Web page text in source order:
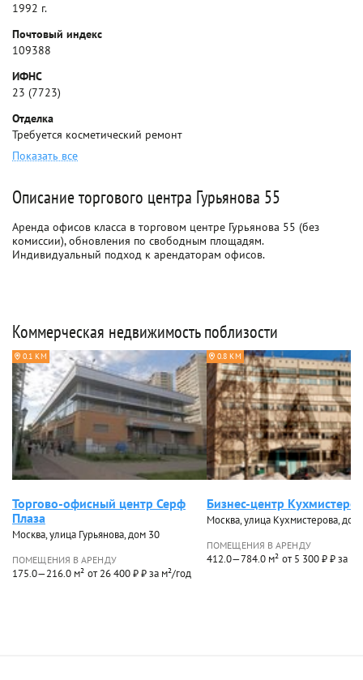
1992 г.
Почтовый индекс
109388
ИФНС
23 (7723)
Отделка
Требуется косметический ремонт
Показать все
Описание торгового центра Гурьянова 55
Аренда офисов класса в торговом центре Гурьянова 55 (без
комиссии), обновления по свободным площадям.
Индивидуальный подход к арендаторам офисов.
Коммерческая недвижимость поблизости
0.1 КМ
Торгово-офисный центр Серф
Плаза
Москва, улица Гурьянова, дом 30
ПОМЕЩЕНИЯ В АРЕНДУ
175.0—216.0 м² от 26 400 ₽ ₽ за м²/год
0.8 КМ
Бизнес-центр
Москва, улица Кухмистерова, дом
ПОМЕЩЕНИЯ В АРЕНДУ
412.0—784.0 м² от 5 300 ₽ ₽ за